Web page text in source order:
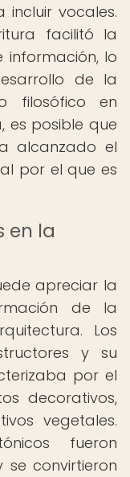
vocales.
facilitó la
información, lo
de la
filosófico en
es posible que
alcanzado el
por el que es
en la
apreciar la
de la
Los
y su
por el
decorativos,
vegetales.
fueron
convirtieron